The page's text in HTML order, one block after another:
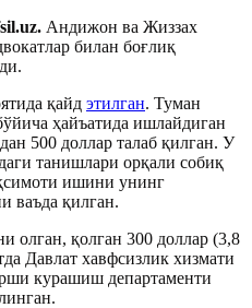
Андижон ва Жиззах
билан боғлиқ
қайд этилган. Туман
ҳайъатида ишлайдиган
500 доллар талаб қилган. У
танишлари орқали собиқ
ишини унинг
ваъда қилган.
олган, қолган 300 доллар (3,8
Давлат хавфсизлик хизмати
курашиш департаменти